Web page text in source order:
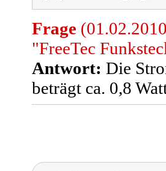
Frage
"FreeTec
Antwort: Die
beträgt ca. 0,8